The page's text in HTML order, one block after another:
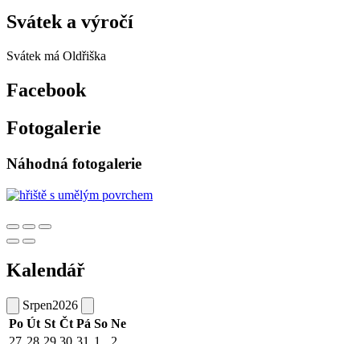
Svátek a výročí
Svátek má Oldřiška
Facebook
Fotogalerie
Náhodná fotogalerie
Kalendář
Srpen2026
Po Út St Čt Pá So Ne